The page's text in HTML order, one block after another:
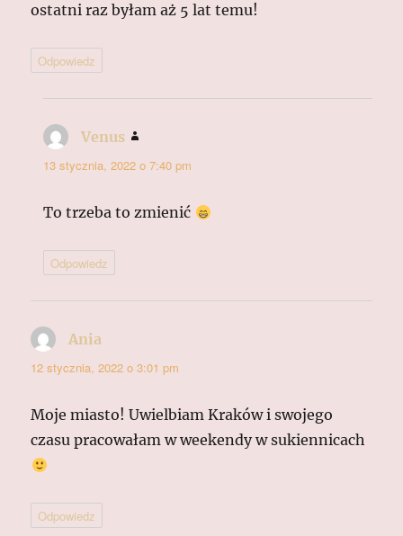
ostatni raz byłam aż 5 lat temu!
Odpowiedz
Venus
13 stycznia, 2022 o 7:40 pm
To trzeba to zmienić
Odpowiedz
Ania
12 stycznia, 2022 o 3:01 pm
Moje miasto! Uwielbiam Kraków i swojego
czasu pracowałam w weekendy w sukiennicach
Odpowiedz